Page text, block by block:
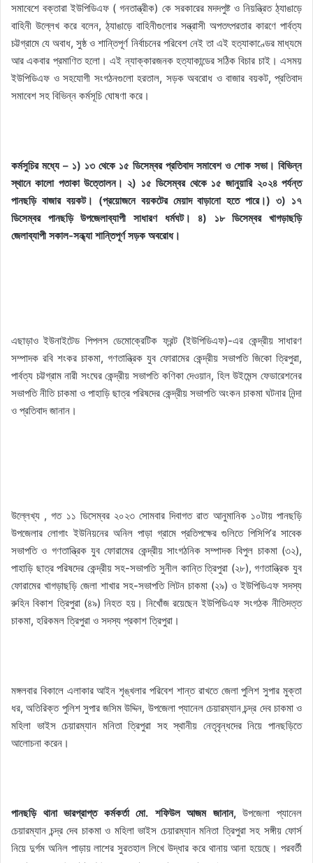
সমাবেশে বক্তারা ইউপিডিএফ ( গনতান্ত্রীক) কে সরকারের মদদপুষ্ট ও নিয়ন্ত্রিত ঠ্যাঙাড়ে
বাহিনী উল্লেখ করে বলেন, ঠ্যাঙাড়ে বাহিনীগুলোর সন্ত্রাসী অপতৎপরতার কারণে পার্বত্য
চট্টগ্রামে যে অবাধ, সুষ্ঠ ও শান্তিপূর্ণ নির্বাচনের পরিবেশ নেই তা এই হত্যাকাণ্ডের মাধ্যমে
আর একবার প্রমাণিত হলো। এই ন্যাক্কারজনক হত্যাকান্ডের সঠিক বিচার চাই। এসময়
ইউপিডিএফ ও সহযোগী সংগঠনগুলো হরতাল, সড়ক অবরোধ ও বাজার বয়কট, প্রতিবাদ
সমাবেশ সহ বিভিন্ন কর্মসূচি ঘোষণা করে।
কর্মসুচির মধ্যে – ১) ১৩ থেকে ১৫ ডিসেম্বর প্রতিবাদ সমাবেশ ও শোক সভা। বিভিন্ন
স্থানে কালো পতাকা উত্তোলন। ২) ১৫ ডিসেম্বর থেকে ১৫ জানুয়ারি ২০২৪ পর্যন্ত
পানছড়ি বাজার বয়কট। (প্রয়োজনে বয়কটের মেয়াদ বাড়ানো হতে পারে।) ৩) ১৭
ডিসেম্বর পানছড়ি উপজেলাব্যাপী সাধারণ ধর্মঘট। ৪) ১৮ ডিসেম্বর খাগড়াছড়ি
জেলাব্যাপী সকাল-সন্ধ্যা শান্তিপূর্ণ সড়ক অবরোধ।
এছাড়াও ইউনাইটেড পিপলস ডেমোক্রেটিক ফ্রন্ট (ইউপিডিএফ)-এর কেন্দ্রীয় সাধারণ
সম্পাদক রবি শংকর চাকমা, গণতান্ত্রিক যুব ফোরামের কেন্দ্রীয় সভাপতি জিকো ত্রিপুরা,
পার্বত্য চট্টগ্রাম নারী সংঘের কেন্দ্রীয় সভাপতি কণিকা দেওয়ান, হিল উইমেন্স ফেডারেশনের
সভাপতি নীতি চাকমা ও পাহাড়ি ছাত্র পরিষদের কেন্দ্রীয় সভাপতি অংকন চাকমা ঘটনার নিন্দা
ও প্রতিবাদ জানান।
উল্লেখ্য , গত ১১ ডিসেম্বর ২০২৩ সোমবার দিবাগত রাত আনুমানিক ১০টায় পানছড়ি
উপজেলার লোগাং ইউনিয়নের অনিল পাড়া গ্রামে প্রতিপক্ষের গুলিতে পিসিপি’র সাবেক
সভাপতি ও গণতান্ত্রিক যুব ফোরামের কেন্দ্রীয় সাংগঠনিক সম্পাদক বিপুল চাকমা (৩২),
পাহাড়ি ছাত্র পরিষদের কেন্দ্রীয় সহ-সভাপতি সুনীল কান্তি ত্রিপুরা (২৮), গণতান্ত্রিক যুব
ফোরামের খাগড়াছড়ি জেলা শাখার সহ-সভাপতি লিটন চাকমা (২৯) ও ইউপিডিএফ সদস্য
রুহিন বিকাশ ত্রিপুরা (৪৯) নিহত হয়। নিখোঁজ রয়েছেন ইউপিডিএফ সংগঠক নীতিদত্ত
চাকমা, হরিকমল ত্রিপুরা ও সদস্য প্রকাশ ত্রিপুরা।
মঙ্গলবার বিকালে এলাকার আইন শৃঙ্খলার পরিবেশ শান্ত রাখতে জেলা পুলিশ সুপার মুক্তা
ধর, অতিরিক্ত পুলিশ সুপার জসিম উদ্দিন, উপজেলা প্যানেল চেয়ারম্যান চন্দ্র দেব চাকমা ও
মহিলা ভাইস চেয়ারম্যান মনিতা ত্রিপুরা সহ স্থানীয় নেতৃবৃন্ধদের নিয়ে পানছড়িতে
আলোচনা করেন।
পানছড়ি থানা ভারপ্রাপ্ত কর্মকর্তা মো. শফিউল আজম জানান, উপজেলা প্যানেল
চেয়ারম্যান চন্দ্র দেব চাকমা ও মহিলা ভাইস চেয়ারম্যান মনিতা ত্রিপুরা সহ সঙ্গীয় ফোর্স
নিয়ে দুর্গম অনিল পাড়ায় লাশের সুরতহাল লিখে উদ্ধার করে থানায় আনা হয়েছে। পরবর্তী